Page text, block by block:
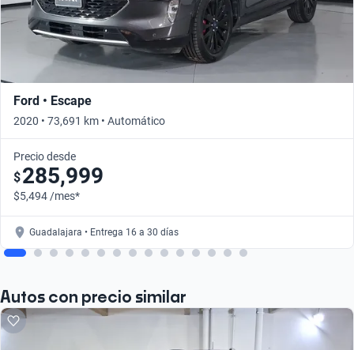
Ford • Escape
2020 • 73,691 km • Automático
Precio desde
$285,999
$5,494 /mes*
Guadalajara • Entrega 16 a 30 días
Autos con precio similar